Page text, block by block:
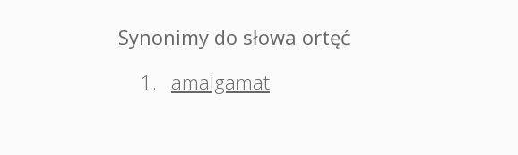
Synonimy do słowa ortęć
1.
amalgamat